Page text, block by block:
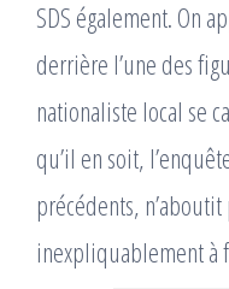
SDS également. On
derrière l’une des
nationaliste local se
qu’il en soit,
précédents,
inexpliquablement à